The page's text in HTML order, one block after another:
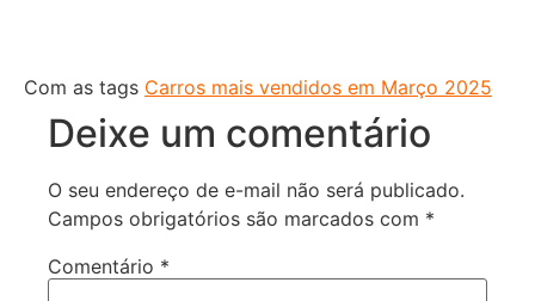
Com as tags Carros mais vendidos em Março 2025
Deixe um comentário
O seu endereço de e-mail não será publicado.
Campos obrigatórios são marcados com *
Comentário *